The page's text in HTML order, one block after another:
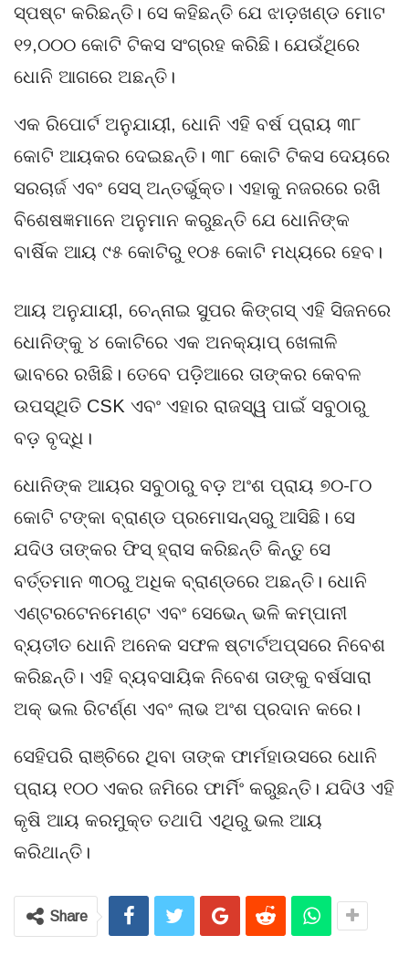
ସ୍ପଷ୍ଟ କରିଛନ୍ତି। ସେ କହିଛନ୍ତି ଯେ ଝାଡ଼ଖଣ୍ଡ ମୋଟ
୧୨,୦୦୦ କୋଟି ଟିକସ ସଂଗ୍ରହ କରିଛି। ଯେଉଁଥିରେ
ଧୋନି ଆଗରେ ଅଛନ୍ତି।
ଏକ ରିପୋର୍ଟ ଅନୁଯାୟୀ, ଧୋନି ଏହି ବର୍ଷ ପ୍ରାୟ ୩୮
କୋଟି ଆୟକର ଦେଇଛନ୍ତି। ୩୮ କୋଟି ଟିକସ ଦେୟରେ
ସରଚାର୍ଜ ଏବଂ ସେସ୍ ଅନ୍ତର୍ଭୁକ୍ତ। ଏହାକୁ ନଜରରେ ରଖି
ବିଶେଷଜ୍ଞମାନେ ଅନୁମାନ କରୁଛନ୍ତି ଯେ ଧୋନିଙ୍କ
ବାର୍ଷିକ ଆୟ ୯୫ କୋଟିରୁ ୧୦୫ କୋଟି ମଧ୍ୟରେ ହେବ।
ଆୟ ଅନୁଯାୟୀ, ଚେନ୍ନାଇ ସୁପର କିଙ୍ଗସ୍ ଏହି ସିଜନରେ
ଧୋନିଙ୍କୁ ୪ କୋଟିରେ ଏକ ଅନକ୍ୟାପ୍ ଖେଳାଳି
ଭାବରେ ରଖିଛି। ତେବେ ପଡ଼ିଆରେ ତାଙ୍କର କେବଳ
ଉପସ୍ଥିତି CSK ଏବଂ ଏହାର ରାଜସ୍ୱ ପାଇଁ ସବୁଠାରୁ
ବଡ଼ ବୃଦ୍ଧି।
ଧୋନିଙ୍କ ଆୟର ସବୁଠାରୁ ବଡ଼ ଅଂଶ ପ୍ରାୟ ୭୦-୮୦
କୋଟି ଟଙ୍କା ବ୍ରାଣ୍ଡ ପ୍ରମୋସନ୍ସରୁ ଆସିଛି। ସେ
ଯଦିଓ ତାଙ୍କର ଫିସ୍ ହ୍ରାସ କରିଛନ୍ତି କିନ୍ତୁ ସେ
ବର୍ତ୍ତମାନ ୩୦ରୁ ଅଧିକ ବ୍ରାଣ୍ଡରେ ଅଛନ୍ତି। ଧୋନି
ଏଣ୍ଟରଟେନମେଣ୍ଟ ଏବଂ ସେଭେନ୍ ଭଳି କମ୍ପାନୀ
ବ୍ୟତୀତ ଧୋନି ଅନେକ ସଫଳ ଷ୍ଟାର୍ଟଅପ୍ସରେ ନିବେଶ
କରିଛନ୍ତି। ଏହି ବ୍ୟବସାୟିକ ନିବେଶ ତାଙ୍କୁ ବର୍ଷସାରା
ଅକ୍ ଭଲ ରିଟର୍ଣ୍ଣ ଏବଂ ଲାଭ ଅଂଶ ପ୍ରଦାନ କରେ।
ସେହିପରି ରାଞ୍ଚିରେ ଥିବା ତାଙ୍କ ଫାର୍ମହାଉସରେ ଧୋନି
ପ୍ରାୟ ୧୦୦ ଏକର ଜମିରେ ଫାର୍ମିଂ କରୁଛନ୍ତି। ଯଦିଓ ଏହି
କୃଷି ଆୟ କରମୁକ୍ତ ତଥାପି ଏଥିରୁ ଭଲ ଆୟ
କରିଥାନ୍ତି।
Share